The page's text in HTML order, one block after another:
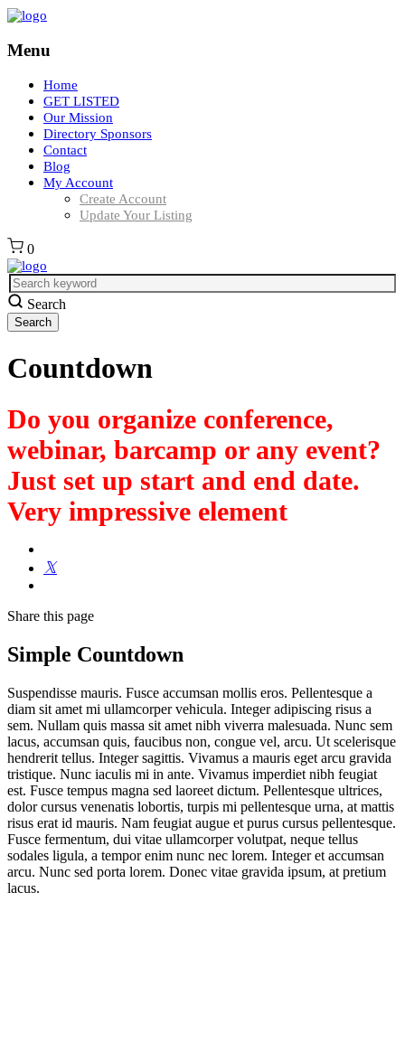
Menu
Home
GET LISTED
Our Mission
Directory Sponsors
Contact
Blog
My Account
Create Account
Update Your Listing
0
Search
Countdown
Do you organize conference,
webinar, barcamp or any event?
Just set up start and end date.
Very impressive element
Share this page
Simple Countdown
Suspendisse mauris. Fusce accumsan mollis eros. Pellentesque a
diam sit amet mi ullamcorper vehicula. Integer adipiscing risus a
sem. Nullam quis massa sit amet nibh viverra malesuada. Nunc sem
lacus, accumsan quis, faucibus non, congue vel, arcu. Ut scelerisque
hendrerit tellus. Integer sagittis. Vivamus a mauris eget arcu gravida
tristique. Nunc iaculis mi in ante. Vivamus imperdiet nibh feugiat
est. Fusce tempus magna sed laoreet dictum. Pellentesque ultrices,
dolor cursus venenatis lobortis, turpis mi pellentesque urna, at mattis
risus erat id mauris. Nam feugiat augue et purus cursus pellentesque.
Fusce fermentum, dui vitae ullamcorper volutpat, neque tellus
sodales ligula, a tempor enim nunc nec lorem. Integer et accumsan
arcu. Nunc sed porta lorem. Donec vitae gravida ipsum, at pretium
lacus.